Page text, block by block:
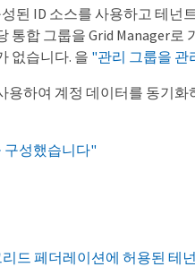
된 ID 소스를 사용하고 테넌
합 그룹을 Grid Manager로
없습니다. 을 "관리 그룹을 관
용하여 계정 데이터를 동기화
구성했습니다"
드 페더레이션에 허용된 테